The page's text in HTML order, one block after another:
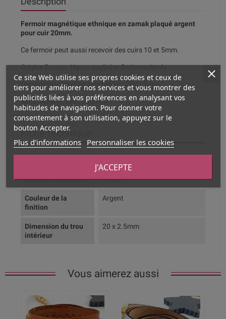
Fermoir magnétique ethnique en zamak plaqué argent
pour cuir 20mm.
Ce fermoir peut aussi recevoir des cuirs 10 et 5mm.
Origine Europe. Haute qualité et fintion soignée.
Dimensions : 24x24mm Intérieur : 20x2.5mm
Sans nickel et sans Cadmium.
Fiche technique
Couleur dominante Argent
Couleur de la
finition
Argent
Dimension du trou
intérieur
20 x 2.5mm
Vous aimerez aussi
Ce site Web utilise ses propres cookies et ceux de
tiers pour améliorer nos services et vous montrer des
publicités liées à vos préférences en analysant vos
habitudes de navigation. Pour donner votre
consentement à son utilisation, appuyez sur le
bouton Accepter.
Plus d'informations Personnaliser les cookies
J'ACCEPTE